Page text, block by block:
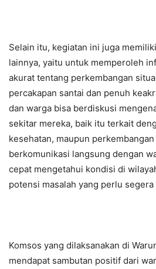
Selain itu, kegiatan ini juga
lainnya, yaitu untuk memperoleh
akurat tentang perkembangan
percakapan santai dan penuh
dan warga bisa berdiskusi
sekitar mereka, baik itu terkait
kesehatan, maupun perkembangan
berkomunikasi langsung dengan
cepat mengetahui kondisi di
potensi masalah yang perlu segera
Komsos yang dilaksanakan di
mendapat sambutan positif dari